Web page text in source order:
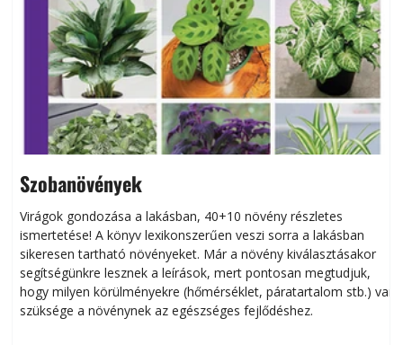
Szobanövények
Virágok gondozása a lakásban, 40+10 növény részletes
ismertetése! A könyv lexikonszerűen veszi sorra a lakásban
sikeresen tart­ha­tó növényeket. Már a növény kiválasztásakor
segítségünkre lesznek a leírások, mert pontosan megtudjuk,
hogy milyen körülményekre (hőmérséklet, páratartalom stb.) van
szüksége a növénynek az egészséges fejlődéshez.